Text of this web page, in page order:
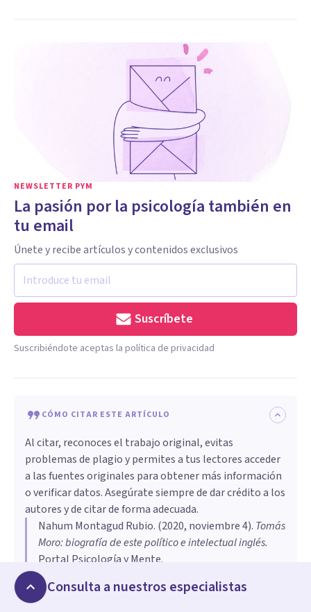
NEWSLETTER PYM
La pasión por la psicología también en
tu email
Únete y recibe artículos y contenidos exclusivos
Suscríbete
Suscribiéndote aceptas la política de privacidad
CÓMO CITAR ESTE ARTÍCULO
Al citar, reconoces el trabajo original, evitas
problemas de plagio y permites a tus lectores acceder
a las fuentes originales para obtener más información
o verificar datos. Asegúrate siempre de dar crédito a los
autores y de citar de forma adecuada.
Nahum Montagud Rubio. (2020, noviembre 4). Tomás
Moro: biografía de este político e intelectual inglés.
Portal Psicología y Mente.
https://psicologiaymente.com/biografias/tomas-
moro
Consulta a nuestros especialistas